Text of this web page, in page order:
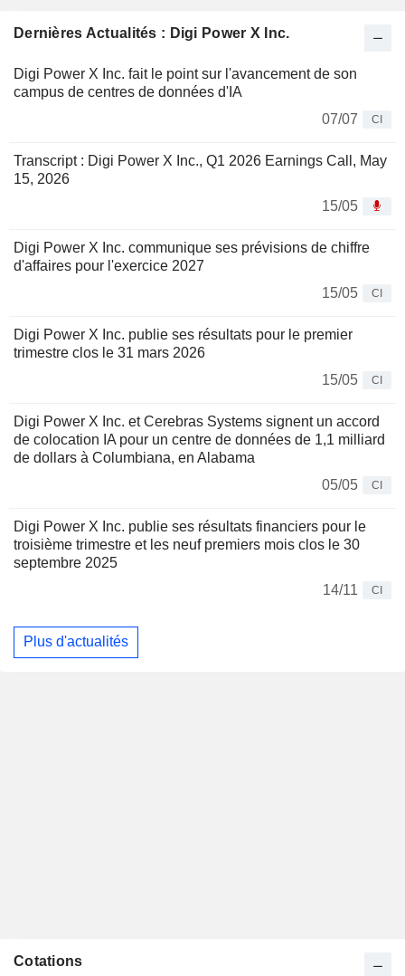
Dernières Actualités : Digi Power X Inc.
Digi Power X Inc. fait le point sur l'avancement de son
campus de centres de données d'IA
07/07
CI
Transcript : Digi Power X Inc., Q1 2026 Earnings Call, May
15, 2026
15/05
Digi Power X Inc. communique ses prévisions de chiffre
d'affaires pour l'exercice 2027
15/05
CI
Digi Power X Inc. publie ses résultats pour le premier
trimestre clos le 31 mars 2026
15/05
CI
Digi Power X Inc. et Cerebras Systems signent un accord
de colocation IA pour un centre de données de 1,1 milliard
de dollars à Columbiana, en Alabama
05/05
CI
Digi Power X Inc. publie ses résultats financiers pour le
troisième trimestre et les neuf premiers mois clos le 30
septembre 2025
14/11
CI
Plus d'actualités
Cotations